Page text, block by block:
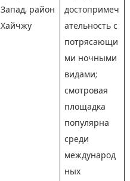
Запад, район
Хайчжу
достопримеч
ательность с
потрясающи
ми ночными
видами;
смотровая
площадка
популярна
среди
международ
ных